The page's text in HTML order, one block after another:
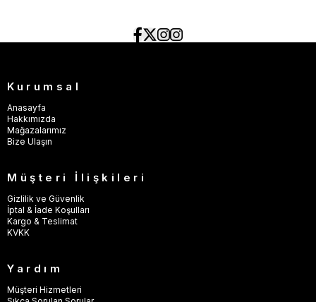
Kurumsal
Anasayfa
Hakkımızda
Mağazalarımız
Bize Ulaşın
Müşteri İlişkileri
Gizlilik ve Güvenlik
İptal & İade Koşulları
Kargo & Teslimat
KVKK
Yardım
Müşteri Hizmetleri